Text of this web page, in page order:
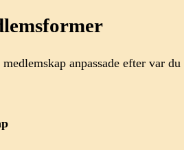
anpassade efter var du